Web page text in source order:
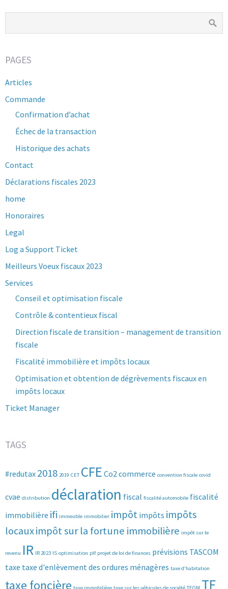
PAGES
Articles
Commande
Confirmation d’achat
Échec de la transaction
Historique des achats
Contact
Déclarations fiscales 2023
home
Honoraires
Legal
Log a Support Ticket
Meilleurs Voeux fiscaux 2023
Services
Conseil et optimisation fiscale
Contrôle & contentieux fiscal
Direction fiscale de transition – management de transition
fiscale
Fiscalité immobilière et impôts locaux
Optimisation et obtention de dégrèvements fiscaux en
impôts locaux
Ticket Manager
TAGS
#redutax 2018 2019 CET CFE Co2commerce convention fiscale covid
cvae distribution déclaration fiscal fiscalité automobile fiscalité
immobilière ifi immeuble immobilier impôt impôts impôts
locauximpôt sur la fortune immobilière impôt sur le
revenu IR IR 2023 IS optimisation plf projet de loi de finances prévisions TASCOM
taxe taxe d'enlèvement des ordures ménagères taxe d'habitation
taxe foncière TF